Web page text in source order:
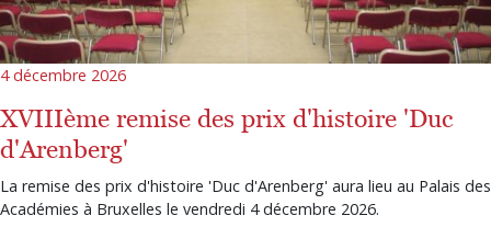
4 décembre 2026
XVIIIème remise des prix d'histoire 'Duc
d'Arenberg'
La remise des prix d'histoire 'Duc d'Arenberg' aura lieu au Palais des
Académies à Bruxelles le vendredi 4 décembre 2026.